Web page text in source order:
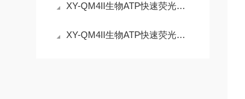
XY-QM4II生物ATP快速荧光检测仪
XY-QM4II生物ATP快速荧光检测仪:应用行业广泛